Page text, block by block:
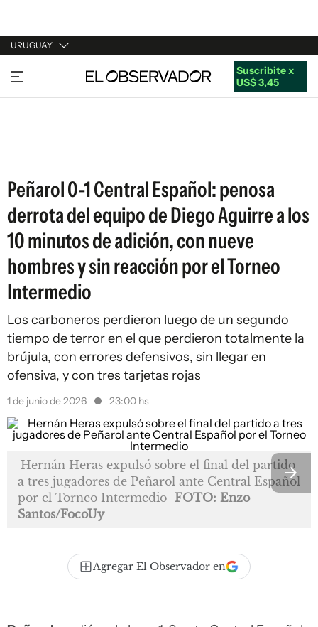
URUGUAY
URUGUAY
ARGENTINA
Suscribite x
US$ 3,45
Peñarol 0-1 Central Español: penosa
derrota del equipo de Diego Aguirre a los
10 minutos de adición, con nueve
hombres y sin reacción por el Torneo
Intermedio
Los carboneros perdieron luego de un segundo
tiempo de terror en el que perdieron totalmente la
brújula, con errores defensivos, sin llegar en
ofensiva, y con tres tarjetas rojas
1 de junio de 2026 23:00 hs
Hernán Heras expulsó sobre el final del partido
a tres jugadores de Peñarol ante Central Español
por el Torneo Intermedio FOTO: Enzo
Santos/FocoUy
Agregar El Observador en